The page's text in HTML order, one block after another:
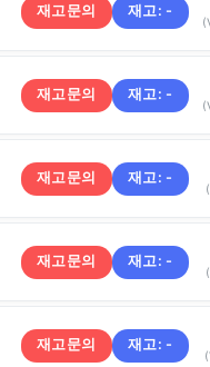
재고문의 재고: -
재고문의 재고: -
재고문의 재고: -
재고문의 재고: -
재고문의 재고: -